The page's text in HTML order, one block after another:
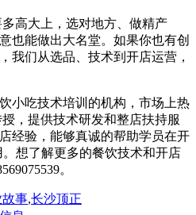
高大上，选对地方、做精产
也能做出大名堂。如果你也有创
我们从选品、技术到开店运营，
小吃技术培训的机构，市场上热
，提供技术研发和整店扶持服
经验，能够真诚的帮助学员在开
想了解更多的餐饮技术和开店
。
事,长沙顶正